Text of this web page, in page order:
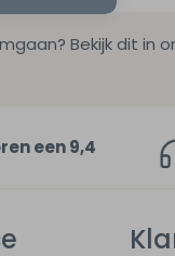
Bekijk dit in
een 9,4